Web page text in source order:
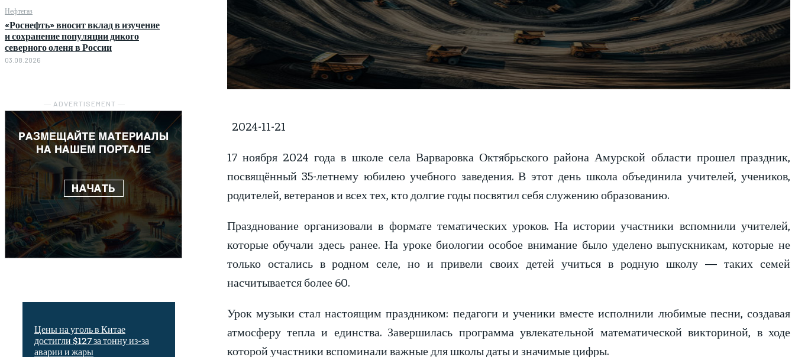
Нефтегаз
«Роснефть» вносит вклад в изучение
и сохранение популяции дикого
северного оленя в России
03.08.2026
― ADVERTISEMENT ―
Цены на уголь в Китае
достигли $127 за тонну из-за
аварии и жары
2024-11-21
17 ноября 2024 года в школе села Варваровка Октябрьского района Амурской области прошел праздник,
посвящённый 35-летнему юбилею учебного заведения. В этот день школа объединила учителей, учеников,
родителей, ветеранов и всех тех, кто долгие годы посвятил себя служению образованию.
Празднование организовали в формате тематических уроков. На истории участники вспомнили учителей,
которые обучали здесь ранее. На уроке биологии особое внимание было уделено выпускникам, которые не
только остались в родном селе, но и привели своих детей учиться в родную школу — таких семей
насчитывается более 60.
Урок музыки стал настоящим праздником: педагоги и ученики вместе исполнили любимые песни, создавая
атмосферу тепла и единства. Завершилась программа увлекательной математической викториной, в ходе
которой участники вспоминали важные для школы даты и значимые цифры.